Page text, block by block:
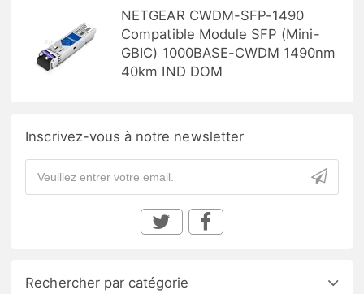
NETGEAR CWDM-SFP-1490
Compatible Module SFP (Mini-
GBIC) 1000BASE-CWDM 1490nm
40km IND DOM
Inscrivez-vous à notre newsletter
Rechercher par catégorie